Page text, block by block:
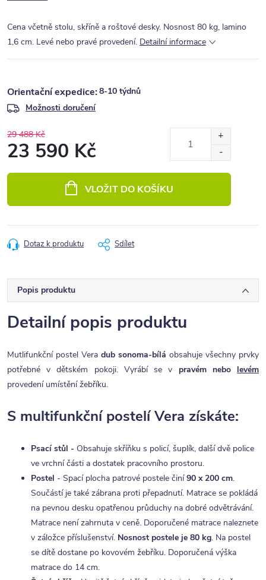
Cena včetně stolu, skříně a roštové desky. Nosnost 80 kg, lamino
1,6 cm. Levé nebo pravé provedení. Detailní informace
8-10 týdnů
Možnosti doručení
29 488 Kč
23 590 Kč
VLOŽIT DO KOŠÍKU
Dotaz k produktu Sdílet
Popis produktu
Detailní popis produktu
Mutlifunkční postel Vera dub sonoma-bílá obsahuje všechny prvky
potřebné v dětském pokoji. Vyrábí se v pravém nebo levém
provedení umístění žebříku.
S multifunkční postelí Vera získáte:
Psací stůl - Obsahuje skříňku s policí, šuplík, další dvě police
ve vrchní části a dostatek pracovního prostoru.
Postel - Spací plocha patrové postele činí90 x 200 cm.
Součástí je také zábrana proti přepadnutí. Matrace se pokládá
na pevnou desku opatřenou průduchy na dobré odvětrávání.
Matrace není zahrnuta v ceně. Doporučené matrace naleznete
v záložce příslušenství. Nosnost postele je 80 kg. Na postel
se dítě dostane po kovovém žebříku. Doporučená výška
matrace do 14 cm.